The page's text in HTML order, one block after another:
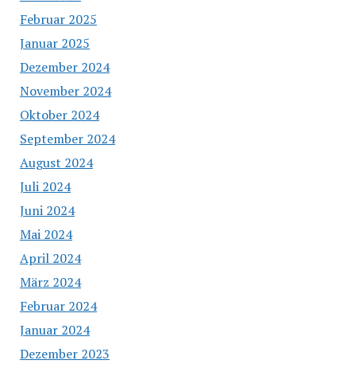
Februar 2025
Januar 2025
Dezember 2024
November 2024
Oktober 2024
September 2024
August 2024
Juli 2024
Juni 2024
Mai 2024
April 2024
März 2024
Februar 2024
Januar 2024
Dezember 2023